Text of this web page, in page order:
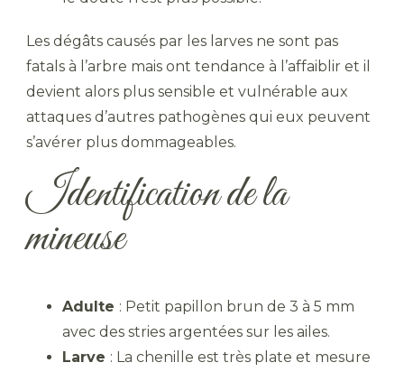
Les dégâts causés par les larves ne sont pas
fatals à l’arbre mais ont tendance à l’affaiblir et il
devient alors plus sensible et vulnérable aux
attaques d’autres pathogènes qui eux peuvent
s’avérer plus dommageables.
Identification de la
mineuse
Adulte : Petit papillon brun de 3 à 5 mm
avec des stries argentées sur les ailes.
Larve : La chenille est très plate et mesure